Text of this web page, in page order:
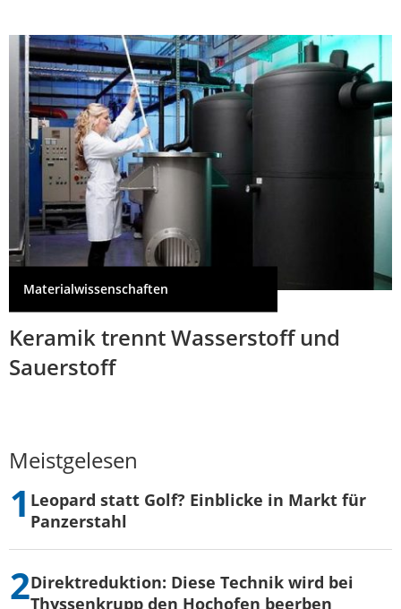
Materialwissenschaften
Keramik trennt Wasserstoff und
Sauerstoff
Meistgelesen
Leopard statt Golf? Einblicke in Markt für
Panzerstahl
Direktreduktion: Diese Technik wird bei
Thyssenkrupp den Hochofen beerben